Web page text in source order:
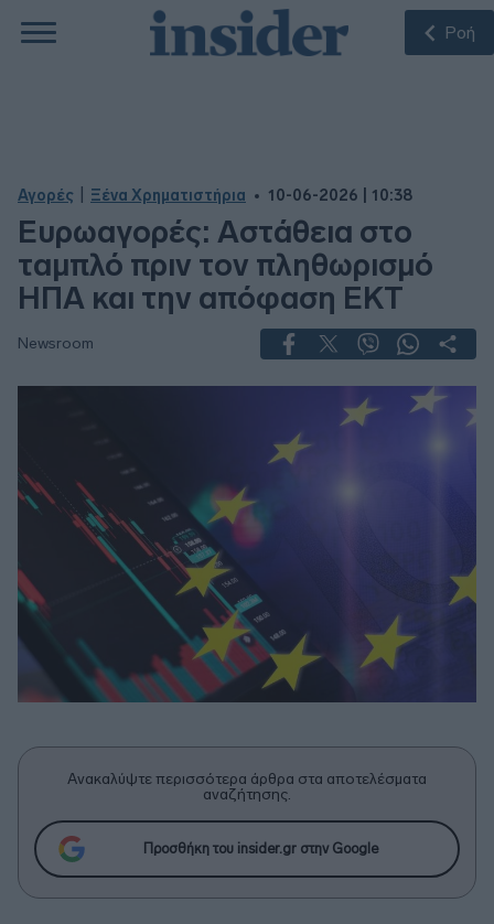
Ροή
Αγορές Ξένα Χρηματιστήρια 10-06-2026 | 10:38
Ευρωαγορές: Αστάθεια στο
ταμπλό πριν τον πληθωρισμό
ΗΠΑ και την απόφαση ΕΚΤ
Newsroom
Ανακαλύψτε περισσότερα άρθρα στα αποτελέσματα
αναζήτησης.
Προσθήκη του insider.gr στην Google